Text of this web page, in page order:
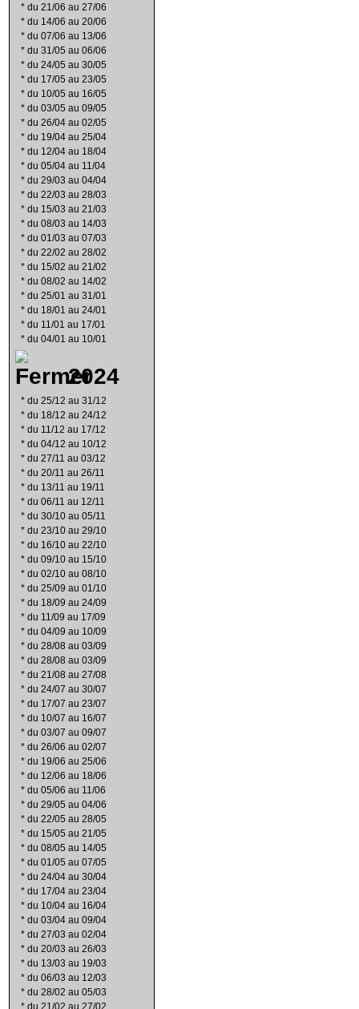
* du 21/06 au 27/06
* du 14/06 au 20/06
* du 07/06 au 13/06
* du 31/05 au 06/06
* du 24/05 au 30/05
* du 17/05 au 23/05
* du 10/05 au 16/05
* du 03/05 au 09/05
* du 26/04 au 02/05
* du 19/04 au 25/04
* du 12/04 au 18/04
* du 05/04 au 11/04
* du 29/03 au 04/04
* du 22/03 au 28/03
* du 15/03 au 21/03
* du 08/03 au 14/03
* du 01/03 au 07/03
* du 22/02 au 28/02
* du 15/02 au 21/02
* du 08/02 au 14/02
* du 25/01 au 31/01
* du 18/01 au 24/01
* du 11/01 au 17/01
* du 04/01 au 10/01
2024
* du 25/12 au 31/12
* du 18/12 au 24/12
* du 11/12 au 17/12
* du 04/12 au 10/12
* du 27/11 au 03/12
* du 20/11 au 26/11
* du 13/11 au 19/11
* du 06/11 au 12/11
* du 30/10 au 05/11
* du 23/10 au 29/10
* du 16/10 au 22/10
* du 09/10 au 15/10
* du 02/10 au 08/10
* du 25/09 au 01/10
* du 18/09 au 24/09
* du 11/09 au 17/09
* du 04/09 au 10/09
* du 28/08 au 03/09
* du 28/08 au 03/09
* du 21/08 au 27/08
* du 24/07 au 30/07
* du 17/07 au 23/07
* du 10/07 au 16/07
* du 03/07 au 09/07
* du 26/06 au 02/07
* du 19/06 au 25/06
* du 12/06 au 18/06
* du 05/06 au 11/06
* du 29/05 au 04/06
* du 22/05 au 28/05
* du 15/05 au 21/05
* du 08/05 au 14/05
* du 01/05 au 07/05
* du 24/04 au 30/04
* du 17/04 au 23/04
* du 10/04 au 16/04
* du 03/04 au 09/04
* du 27/03 au 02/04
* du 20/03 au 26/03
* du 13/03 au 19/03
* du 06/03 au 12/03
* du 28/02 au 05/03
* du 21/02 au 27/02